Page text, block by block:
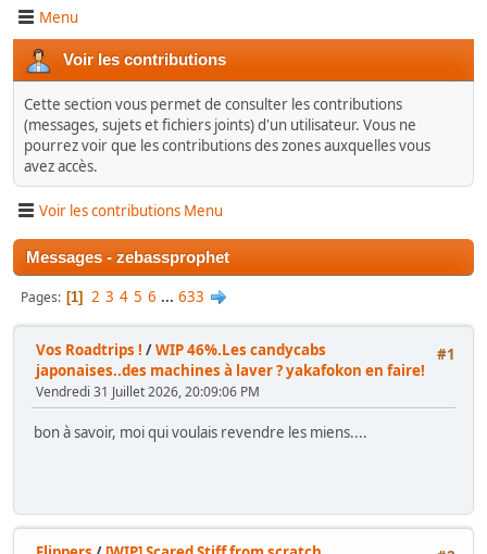
Menu
Voir les contributions
Cette section vous permet de consulter les contributions
(messages, sujets et fichiers joints) d'un utilisateur. Vous ne
pourrez voir que les contributions des zones auxquelles vous
avez accès.
Voir les contributions Menu
Messages - zebassprophet
Pages 1 2 3 4 5 6 ... 633
#1
Vos Roadtrips ! /WIP 46%.Les candycabs
japonaises..des machines à laver ? yakafokon en faire!
Vendredi 31 Juillet 2026, 20:09:06 PM
bon à savoir, moi qui voulais revendre les miens....